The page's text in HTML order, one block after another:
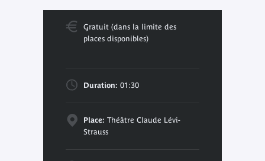
Gratuit (dans la limite des
places disponibles)
Duration: 01:30
Place: Théâtre Claude Lévi-
Strauss